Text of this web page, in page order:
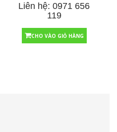
Liên hệ: 0971 656
119
CHO VÀO GIỎ HÀNG